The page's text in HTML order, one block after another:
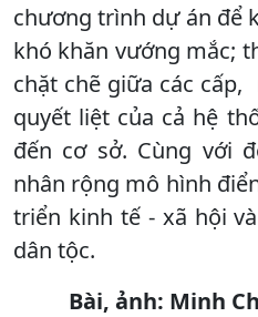
chương trình dự án để
khó khăn vướng mắc;
chặt chẽ giữa các
quyết liệt của cả hệ
đến cơ sở. Cùng với
nhân rộng mô hình
triển kinh tế - xã hội
dân tộc.
Bài, ảnh: Minh